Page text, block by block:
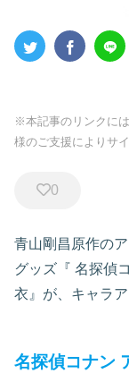
※本記事のリンクに
様のご支援によりサ
0
青山剛昌原作の
グッズ『 名探偵
衣』が、キャラ
名探偵コナン